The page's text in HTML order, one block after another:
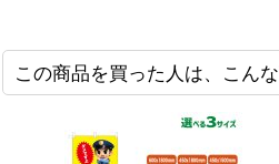
この商品を買った人は、こん